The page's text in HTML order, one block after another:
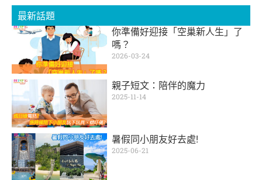
最新話題
你準備好迎接「空巢新人生」了
嗎？
2026-03-24
親子短文：陪伴的魔力
2025-11-14
暑假同小朋友好去處!
2025-06-21